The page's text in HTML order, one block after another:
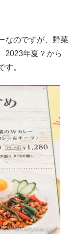
なのですが、野菜
2023年夏？から
す。